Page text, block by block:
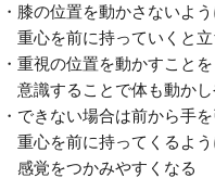
・膝の位置を動かさないよ
重心を前に持っていくと
・重視の位置を動かすことを
意識することで体も動かし
・できない場合は前から手
重心を前に持ってくるよ
感覚をつかみやすくなる